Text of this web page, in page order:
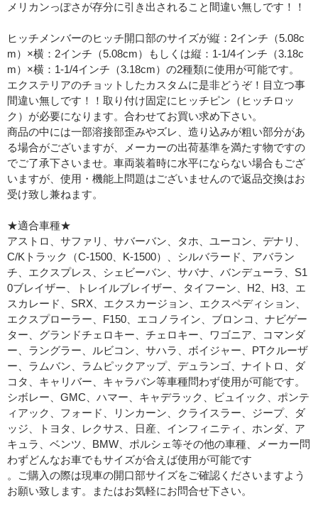
メリカンっぽさが存分に引き出されること間違い無しです！！
ヒッチメンバーのヒッチ開口部のサイズが縦：2インチ（5.08c
m）×横：2インチ（5.08cm）もしくは縦：1-1/4インチ（3.18c
m）×横：1-1/4インチ（3.18cm）の2種類に使用が可能です。
エクステリアのチョットしたカスタムに是非どうぞ！目立つ事
間違い無しです！！取り付け固定にヒッチピン（ヒッチロッ
ク）が必要になります。合わせてお買い求め下さい。
商品の中には一部溶接部歪みやズレ、造り込みが粗い部分があ
る場合がございますが、メーカーの出荷基準を満たす物ですの
でご了承下さいませ。車両装着時に水平にならない場合もござ
いますが、使用・機能上問題はございませんので返品交換はお
受け致し兼ねます。
★適合車種★
アストロ、サファリ、サバーバン、タホ、ユーコン、デナリ、
C/Kトラック（C-1500、K-1500）、シルバラード、アバラン
チ、エクスプレス、シェビーバン、サバナ、バンデューラ、S1
0ブレイザー、トレイルブレイザー、タイフーン、H2、H3、エ
スカレード、SRX、エクスカージョン、エクスペディション、
エクスプローラー、F150、エコノライン、ブロンコ、ナビゲー
ター、グランドチェロキー、チェロキー、ワゴニア、コマンダ
ー、ラングラー、ルビコン、サハラ、ボイジャー、PTクルーザ
ー、ラムバン、ラムピックアップ、デュランゴ、ナイトロ、ダ
コタ、キャリバー、キャラバン等車種問わず使用が可能です。
シボレー、GMC、ハマー、キャデラック、ビュイック、ポンテ
ィアック、フォード、リンカーン、クライスラー、ジープ、ダ
ッジ、トヨタ、レクサス、日産、インフィニティ、ホンダ、ア
キュラ、ベンツ、BMW、ポルシェ等その他の車種、メーカー問
わずどんなお車でもサイズが合えば使用が可能です
。ご購入の際は現車の開口部サイズをご確認くださいますよう
お願い致します。またはお気軽にお問合せ下さい。